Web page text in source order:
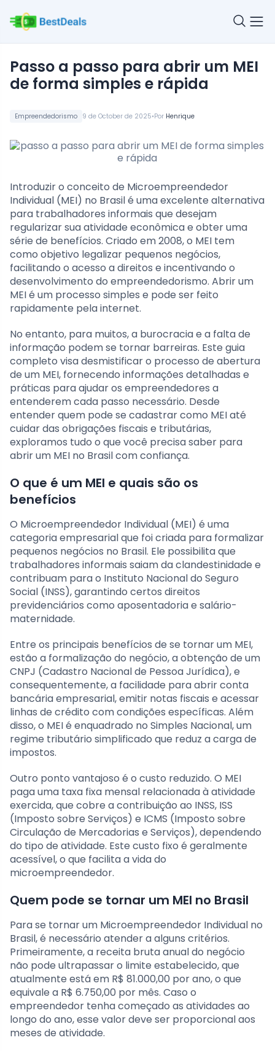
Empreendedorismo 9 de October de 2025•Por Henrique
passo a passo para abrir um MEI
de forma simples e rápida
Introduzir o conceito de Microempreendedor
Individual (MEI) no Brasil é uma excelente alternativa
para trabalhadores informais que desejam
regularizar sua atividade econômica e obter uma
série de benefícios. Criado em 2008, o MEI tem
como objetivo legalizar pequenos negócios,
facilitando o acesso a direitos e incentivando o
desenvolvimento do empreendedorismo. Abrir um
MEI é um processo simples e pode ser feito
rapidamente pela internet.
No entanto, para muitos, a burocracia e a falta de
informação podem se tornar barreiras. Este guia
completo visa desmistificar o processo de abertura
de um MEI, fornecendo informações detalhadas e
práticas para ajudar os empreendedores a
entenderem cada passo necessário. Desde
entender quem pode se cadastrar como MEI até
cuidar das obrigações fiscais e tributárias,
exploramos tudo o que você precisa saber para
abrir um MEI no Brasil com confiança.
O que é um MEI e quais são os
benefícios
O Microempreendedor Individual (MEI) é uma
categoria empresarial que foi criada para formalizar
pequenos negócios no Brasil. Ele possibilita que
trabalhadores informais saiam da clandestinidade e
contribuam para o Instituto Nacional do Seguro
Social (INSS), garantindo certos direitos
previdenciários como aposentadoria e salário-
maternidade.
Entre os principais benefícios de se tornar um MEI,
estão a formalização do negócio, a obtenção de um
CNPJ (Cadastro Nacional de Pessoa Jurídica), e
consequentemente, a facilidade para abrir conta
bancária empresarial, emitir notas fiscais e acessar
linhas de crédito com condições específicas. Além
disso, o MEI é enquadrado no Simples Nacional, um
regime tributário simplificado que reduz a carga de
impostos.
Outro ponto vantajoso é o custo reduzido. O MEI
paga uma taxa fixa mensal relacionada à atividade
exercida, que cobre a contribuição ao INSS, ISS
(Imposto sobre Serviços) e ICMS (Imposto sobre
Circulação de Mercadorias e Serviços), dependendo
do tipo de atividade. Este custo fixo é geralmente
acessível, o que facilita a vida do
microempreendedor.
Quem pode se tornar um MEI no Brasil
Para se tornar um Microempreendedor Individual no
Brasil, é necessário atender a alguns critérios.
Primeiramente, a receita bruta anual do negócio
não pode ultrapassar o limite estabelecido, que
atualmente está em R$ 81.000,00 por ano, o que
equivale a R$ 6.750,00 por mês. Caso o
empreendedor tenha começado as atividades ao
longo do ano, esse valor deve ser proporcional aos
meses de atividade.